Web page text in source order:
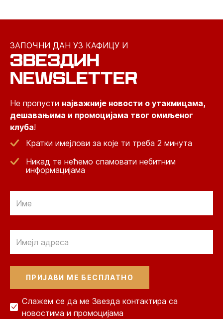
ЗАПОЧНИ ДАН УЗ КАФИЦУ И
ЗВЕЗДИН
NEWSLETTER
Не пропусти најважније новости о утакмицама,
дешавањима и промоцијама твог омиљеног
клуба!
Кратки имејлови за које ти треба 2 минута
Никад те нећемо спамовати небитним
информацијама
Слажем се да ме Звезда контактира са
новостима и промоцијама